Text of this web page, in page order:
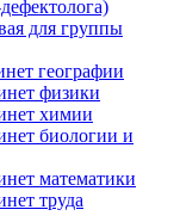
для группы
географии
физики
химии
биологии и
математики
труда